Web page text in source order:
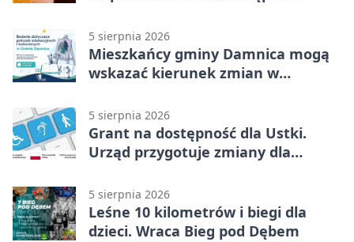
5 sierpnia 2026
Mieszkańcy gminy Damnica mogą
wskazać kierunek zmian w
5 sierpnia 2026
Grant na dostępność dla Ustki.
Urząd przygotuje zmiany dla
5 sierpnia 2026
Leśne 10 kilometrów i biegi dla
dzieci. Wraca Bieg pod Dębem